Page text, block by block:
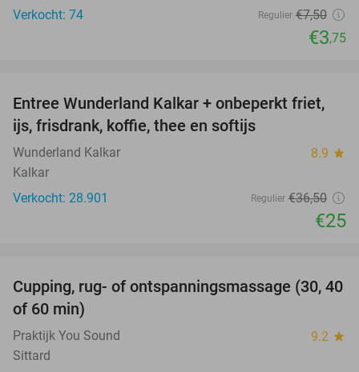
Verkocht: 74
Regulier €7,50
€3,75
32%
Entree Wunderland Kalkar + onbeperkt friet,
ijs, frisdrank, koffie, thee en softijs
Wunderland Kalkar 8.9 star
Kalkar
Verkocht: 28.901
Regulier €36,50
€25
60%
Cupping, rug- of ontspanningsmassage (30, 40
of 60 min)
Praktijk You Sound 9.2 star
Sittard